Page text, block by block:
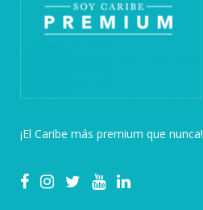
¡El Caribe más premium que nunca!